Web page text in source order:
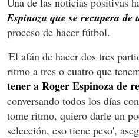
Espinoza que se recupera de
proceso de hacer fútbol.
'El afán de hacer dos tres
ritmo a tres o cuatro que
tener a Roger Espinoza de
conversando todos los días
tome ritmo, quiero darle un
selección, eso tiene peso',